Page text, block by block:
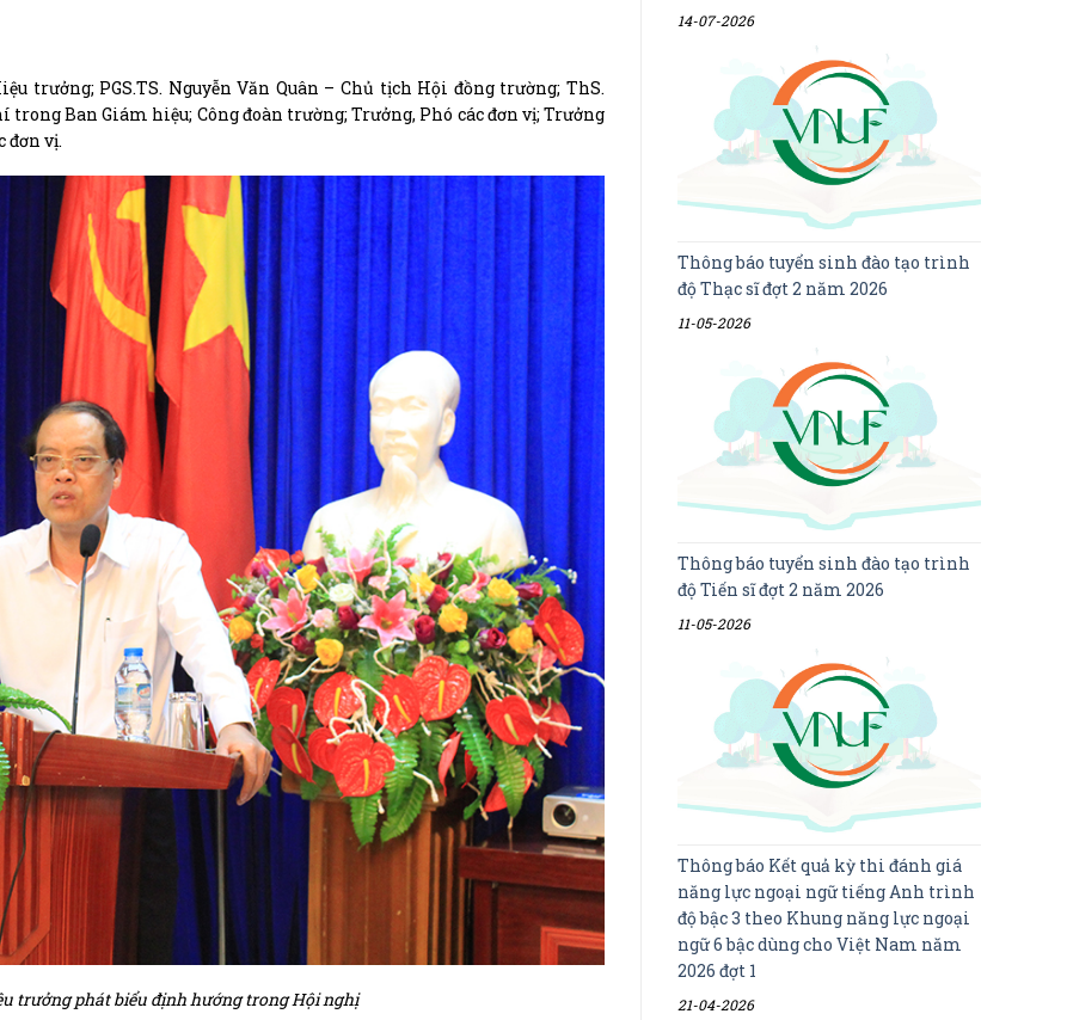
trưởng; PGS.TS. Nguyễn Văn Quân – Chủ tịch Hội đồng trường; ThS.
trong Ban Giám hiệu; Công đoàn trường; Trưởng, Phó các đơn vị; Trưởng
đơn vị.
trưởng phát biểu định hướng trong Hội nghị
14-07-2026
Thông báo tuyển sinh đào tạo trình
độ Thạc sĩ đợt 2 năm 2026
11-05-2026
Thông báo tuyển sinh đào tạo trình
độ Tiến sĩ đợt 2 năm 2026
11-05-2026
Thông báo Kết quả kỳ thi đánh giá
năng lực ngoại ngữ tiếng Anh trình
độ bậc 3 theo Khung năng lực ngoại
ngữ 6 bậc dùng cho Việt Nam năm
2026 đợt 1
21-04-2026